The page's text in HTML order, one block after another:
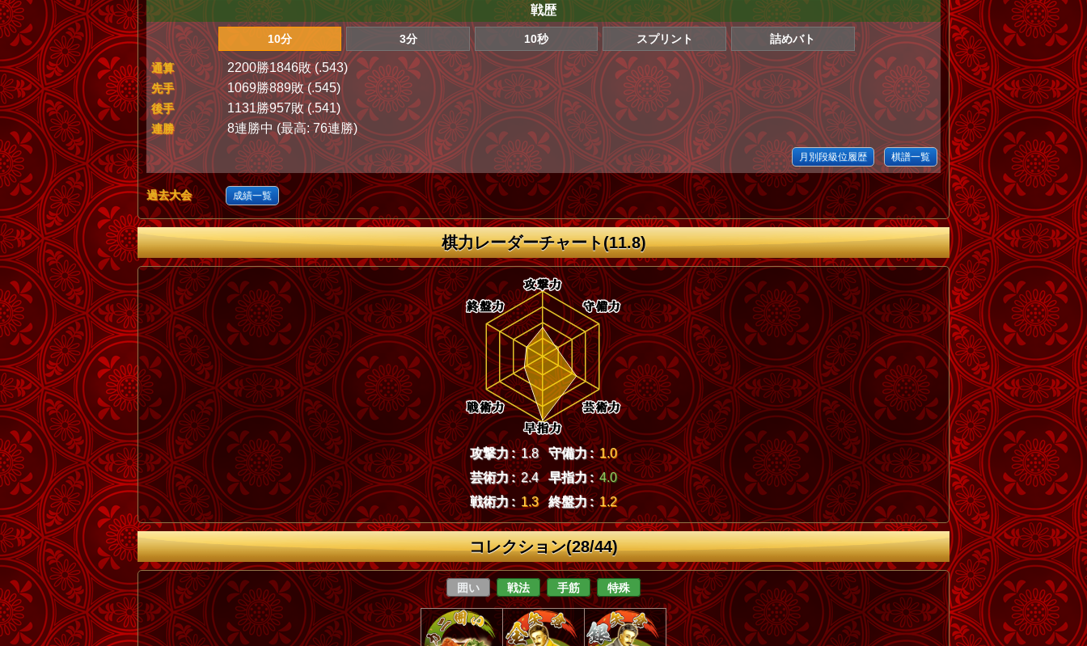
戦歴
10分 3分 10秒 スプリント 詰めバト
通算 2200勝1846敗 (.543)
先手 1069勝889敗 (.545)
後手 1131勝957敗 (.541)
連勝 8連勝中 (最高: 76連勝)
月別段級位履歴 棋譜一覧
過去大会 成績一覧
棋力レーダーチャート(11.8)
攻撃力 : 1.8 守備力 : 1.0
芸術力 : 2.4 早指力 : 4.0
戦術力 : 1.3 終盤力 : 1.2
コレクション(28/44)
囲い 戦法 手筋 特殊